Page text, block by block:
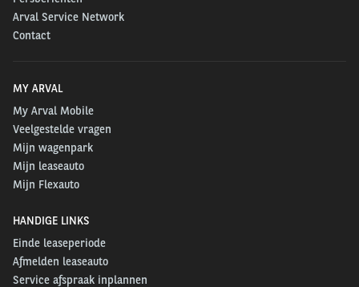
Arval Service Network
Contact
MY ARVAL
My Arval Mobile
Veelgestelde vragen
Mijn wagenpark
Mijn leaseauto
Mijn Flexauto
HANDIGE LINKS
Einde leaseperiode
Afmelden leaseauto
Service afspraak inplannen